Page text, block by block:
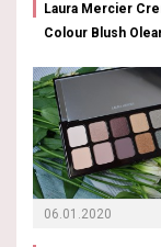
Laura Mercier
Colour Blush
06.01.2020